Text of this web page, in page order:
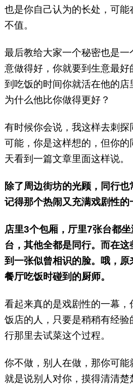
也是你自己认为的长处，可
不值。
最后教给大家一个秘密也是一
意做得好，你就要到生意最
到吃饭的时间你就活在他的店
为什么他比你做得更好？
有时候你会说，我这样去刺探
可能，你是这样想的，但你
天看到一篇文章里面这样说。
除了周边街坊的光顾，同行
记得那个热闹又充满戏剧性的
店里3个包厢，厅里7张台都
台，其他全都是同行。而在
到一张似曾相识的脸。哦，
餐厅吃饭时碰到的厨师。
看起来真的是戏剧性的一幕
饭店的人，只要是稍稍有经验
行那里去试菜这个过程。
你不做，别人在做，那你可
就是说别人对你，摸得清清